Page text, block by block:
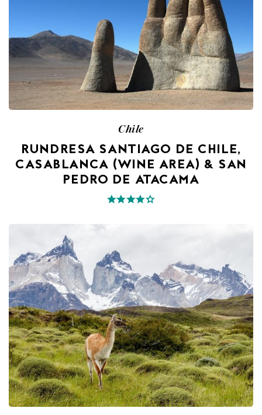
Chile
RUNDRESA SANTIAGO DE CHILE,
CASABLANCA (WINE AREA) & SAN
PEDRO DE ATACAMA